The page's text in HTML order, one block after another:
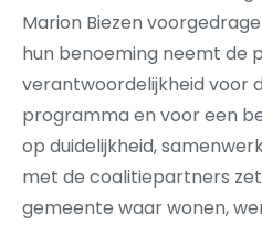
Marion Biezen
hun benoeming neemt de
verantwoordelijkheid voor
programma en voor een
op duidelijkheid,
met de coalitiepartners
gemeente waar wonen,